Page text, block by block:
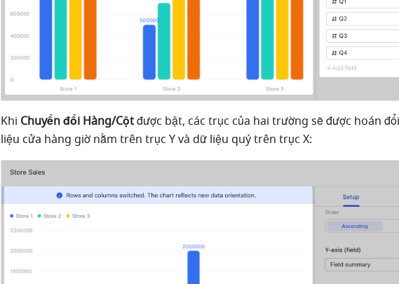
Khi Chuyển đổi Hàng/Cột được bật, các trục của hai trường sẽ được hoán
liệu cửa hàng giờ nằm trên trục Y và dữ liệu quý trên trục X: